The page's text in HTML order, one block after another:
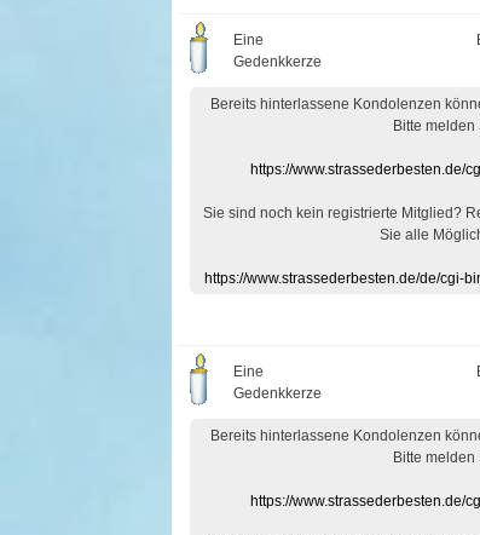
Eine
Gedenkkerze
Bereits hinterlassene Kondolenzen
Bitte
https://www.strassederbesten.de/
Sie sind noch kein registrierte Mitglied?
Sie alle
https://www.strassederbesten.de/de/cgi-
Eine
Gedenkkerze
Bereits hinterlassene Kondolenzen
Bitte
https://www.strassederbesten.de/